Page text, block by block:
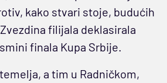
kako stvari stoje, budućih
filijala deklasirala
finala Kupa Srbije.
a tim u Radničkom,